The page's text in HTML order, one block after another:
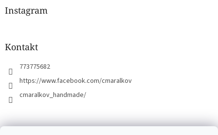
Instagram
Kontakt
773775682
https://www.facebook.com/cmaralkov
cmaralkov_handmade/